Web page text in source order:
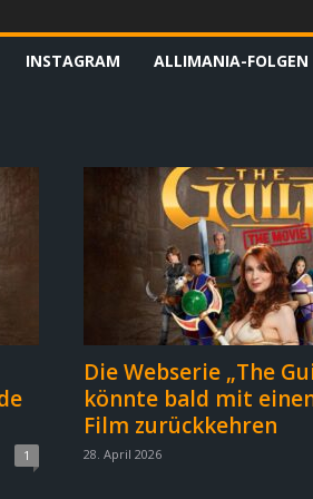
INSTAGRAM ALLIMANIA-FOLGEN
1
Die Webserie „The
könnte bald mit
Film zurückkehren
28. April 2026